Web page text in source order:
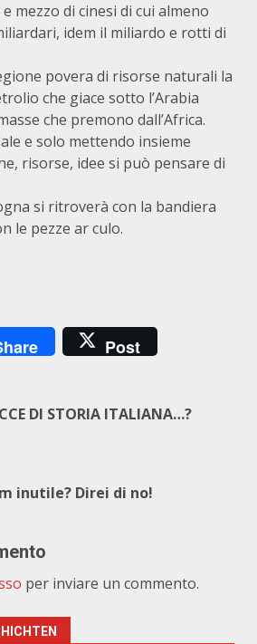
mezzo di cinesi di cui almeno
idem il miliardo e rotti di
povera di risorse naturali la
che giace sotto l’Arabia
che premono dall’Africa.
e solo mettendo insieme
risorse, idee si può pensare di
si ritroverà con la bandiera
le pezze ar culo.
Post
DI STORIA ITALIANA…?
inutile? Direi di no!
per inviare un commento.